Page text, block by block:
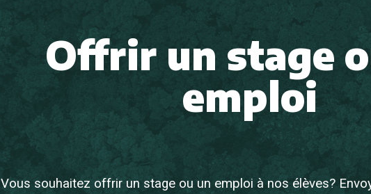
Offrir un stage
emploi
Vous souhaitez offrir un stage ou un emploi à nos élèves?